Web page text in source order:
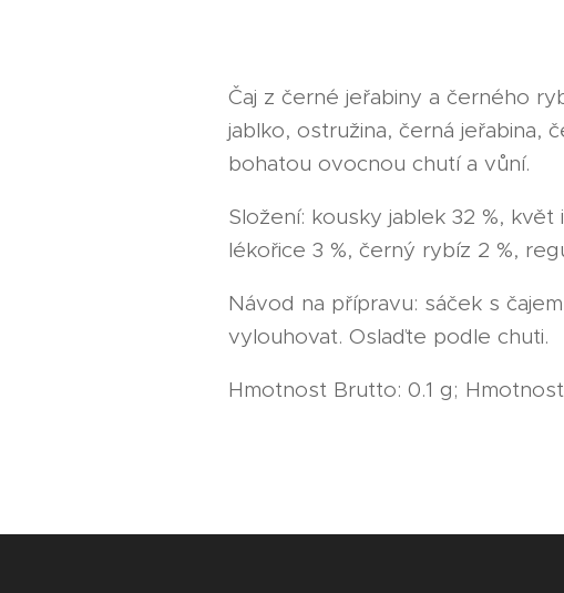
Čaj z černé jeřabiny a černého
jablko, ostružina, černá jeřabina,
bohatou ovocnou chutí a vůní.
Složení: kousky jablek 32 %, květ
lékořice 3 %, černý rybíz 2 %,
Návod na přípravu: sáček s
vylouhovat. Oslaďte podle chuti.
Hmotnost Brutto: 0.1 g;